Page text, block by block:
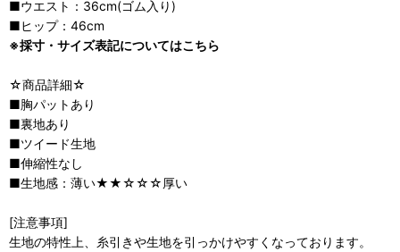
■ウエスト：36cm(ゴム入り)
■ヒップ：46cm
※採寸・サイズ表記についてはこちら
☆商品詳細☆
■胸パットあり
■裏地あり
■ツイード生地
■伸縮性なし
■生地感：薄い★★☆☆☆厚い
[注意事項]
生地の特性上、糸引きや生地を引っかけやすくなっております。